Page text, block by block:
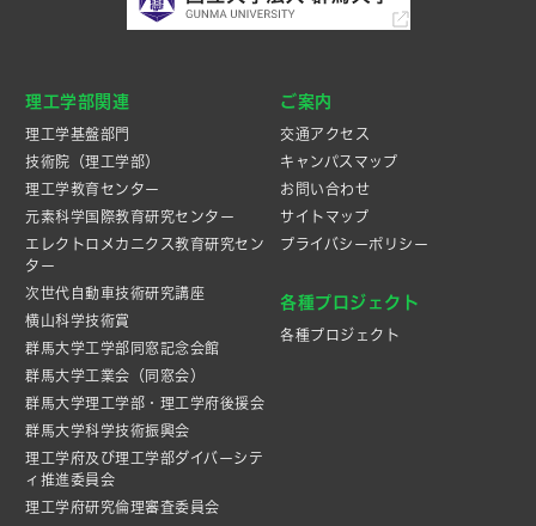
理工学部関連
理工学基盤部門
技術院（理工学部）
理工学教育センター
元素科学国際教育研究センター
エレクトロメカニクス教育研究セン
ター
次世代自動車技術研究講座
横山科学技術賞
群馬大学工学部同窓記念会館
群馬大学工業会（同窓会）
群馬大学理工学部・理工学府後援会
群馬大学科学技術振興会
理工学府及び理工学部ダイバーシテ
ィ推進委員会
理工学府研究倫理審査委員会
ご案内
交通アクセス
キャンパスマップ
お問い合わせ
サイトマップ
プライバシーポリシー
各種プロジェクト
各種プロジェクト